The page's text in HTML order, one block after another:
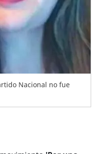
Nacional no fue